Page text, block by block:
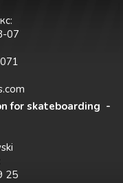
07
for skateboarding -
25